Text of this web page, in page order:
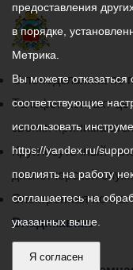
График
работы
администрации
местного
самоуправления
города
Владикавказ:
С понедельника по
Телефон контакт-
звонки
Круглосуточный
диспетчерской
Электронная почта:
Владикавказ
АМС
предоставления
в порядке,
Метрика.
Вы можете
соответствующие
использовать
https://yandex.ru/
повлиять на работу
соглашаетесь на
указанных выше.
Я согласен